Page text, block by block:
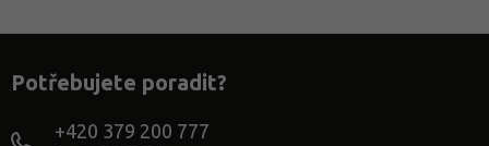
Potřebujete poradit?
+420 379 200 777